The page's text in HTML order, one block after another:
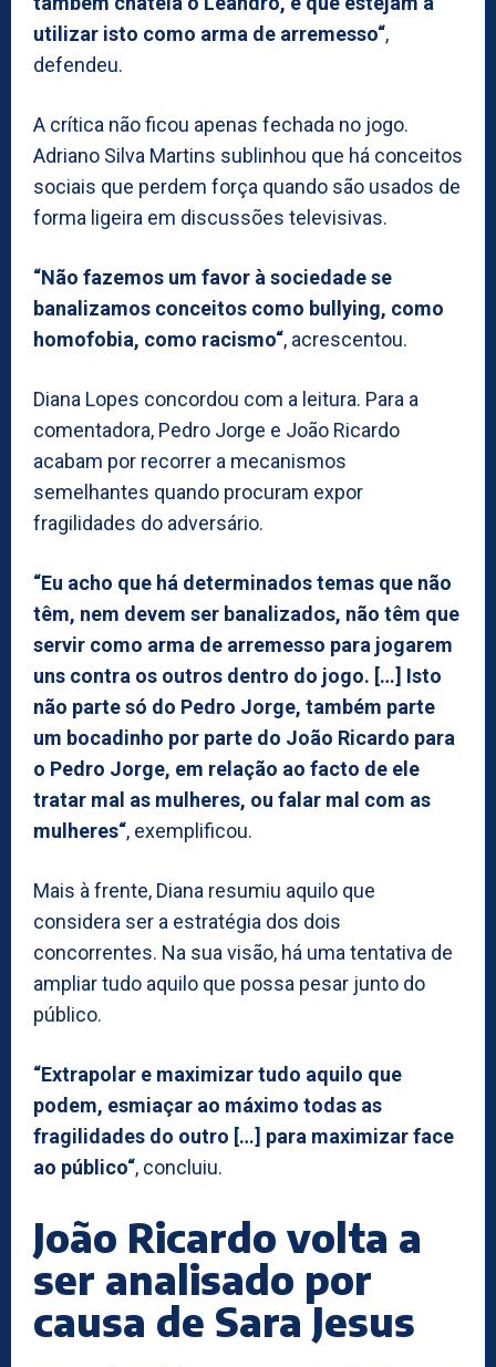
utilizar isto como arma de arremesso“,
defendeu.
A crítica não ficou apenas fechada no jogo.
Adriano Silva Martins sublinhou que há conceitos
sociais que perdem força quando são usados de
forma ligeira em discussões televisivas.
“Não fazemos um favor à sociedade se
banalizamos conceitos como bullying, como
homofobia, como racismo“, acrescentou.
Diana Lopes concordou com a leitura. Para a
comentadora, Pedro Jorge e João Ricardo
acabam por recorrer a mecanismos
semelhantes quando procuram expor
fragilidades do adversário.
“Eu acho que há determinados temas que não
têm, nem devem ser banalizados, não têm que
servir como arma de arremesso para jogarem
uns contra os outros dentro do jogo. […] Isto
não parte só do Pedro Jorge, também parte
um bocadinho por parte do João Ricardo para
o Pedro Jorge, em relação ao facto de ele
tratar mal as mulheres, ou falar mal com as
mulheres“, exemplificou.
Mais à frente, Diana resumiu aquilo que
considera ser a estratégia dos dois
concorrentes. Na sua visão, há uma tentativa de
ampliar tudo aquilo que possa pesar junto do
público.
“Extrapolar e maximizar tudo aquilo que
podem, esmiaçar ao máximo todas as
fragilidades do outro […] para maximizar face
ao público“, concluiu.
João Ricardo volta a
ser analisado por
causa de Sara Jesus